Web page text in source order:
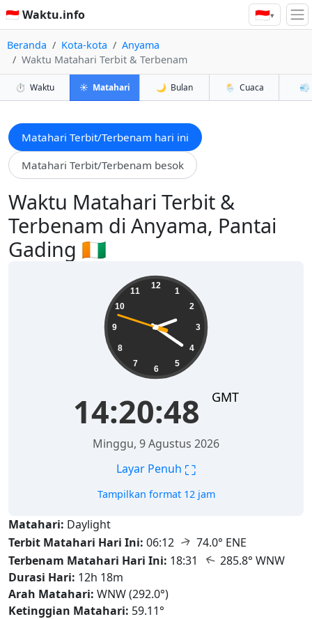
🇮🇩 Waktu.info 🇮🇩▾
Beranda Kota-kota
Anyama
Waktu Matahari Terbit & Terbenam
⏱️ Waktu ☀️ Matahari 🌙 Bulan 🌦️ Cuaca 💨
Matahari Terbit/Terbenam hari ini
Matahari Terbit/Terbenam besok
Waktu Matahari Terbit &
Terbenam di Anyama, Pantai
Gading 🇨🇮
12
1
2
3
4
5
6
7
8
9
10
11
14:20:49 GMT
Minggu, 9 Agustus 2026
Layar Penuh ⛶
Tampilkan format 12 jam
Matahari: Daylight
Terbit Matahari Hari Ini: 06:12 ↑ 74.0° ENE
Terbenam Matahari Hari Ini: 18:31 ↑ 285.8° WNW
Durasi Hari: 12h 18m
Arah Matahari: WNW (292.0°)
Ketinggian Matahari: 59.11°